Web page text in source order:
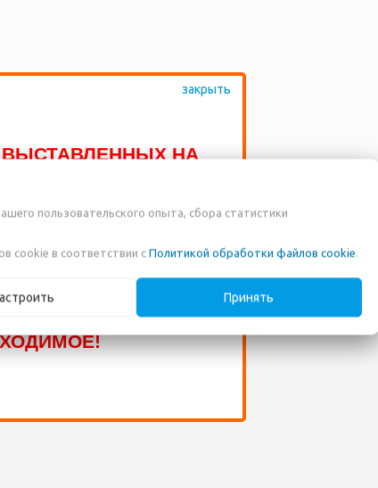
НА
К ПРОДАЖЕ
НАИМЕНОВАНИЙ,
НЕ ВНЕСЕНЫ В НАШ
ПО НАШИМ
ПИШИТЕ В ЧАТ И МЫ
ПРИОБРЕСТИ
пользовательского опыта, сбора статистики
cookie в соответствии с Политикой обработки файлов cookie.
Принять